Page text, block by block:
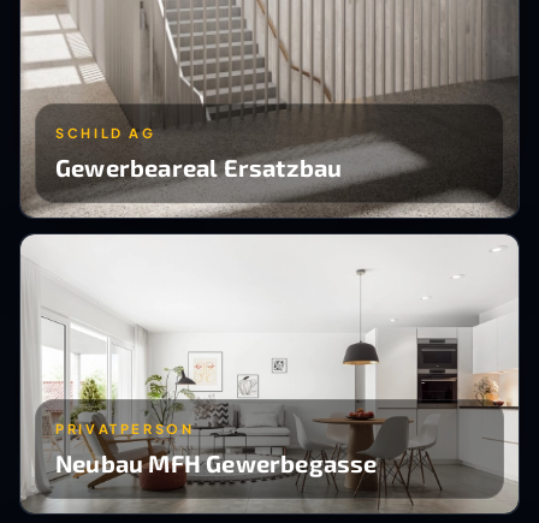
SCHILD AG
Gewerbeareal Ersatzbau
PRIVATPERSON
Neubau MFH Gewerbegasse